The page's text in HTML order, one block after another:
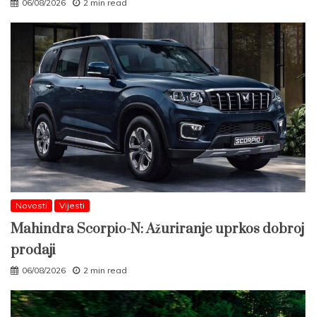
06/08/2026 2 min read
Novosti Vijesti
Mahindra Scorpio-N: Ažuriranje uprkos dobroj
prodaji
06/08/2026 2 min read